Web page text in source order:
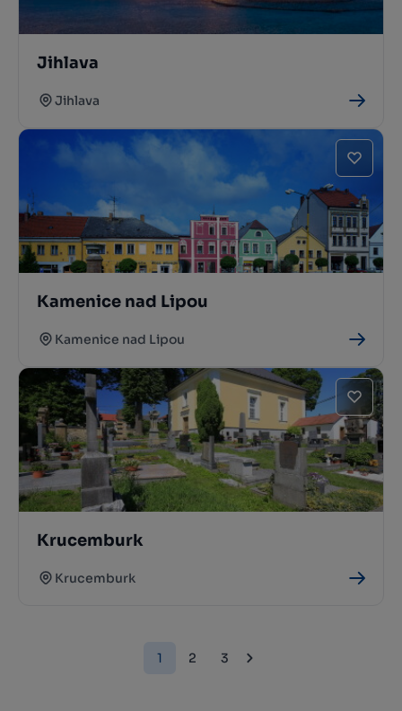
Jihlava
Jihlava
Kamenice nad Lipou
Kamenice nad Lipou
Krucemburk
Krucemburk
1 2 3